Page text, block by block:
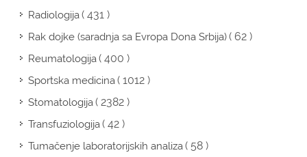
Radiologija( 431 )
Rak dojke (saradnja sa Evropa Dona Srbija)( 62 )
Reumatologija( 400 )
Sportska medicina( 1012 )
Stomatologija( 2382 )
Transfuziologija( 42 )
Tumačenje laboratorijskih analiza( 58 )